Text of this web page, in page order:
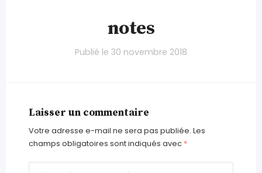
notes
Publié le 30 novembre 2018
Laisser un commentaire
Votre adresse e-mail ne sera pas publiée. Les
champs obligatoires sont indiqués avec *